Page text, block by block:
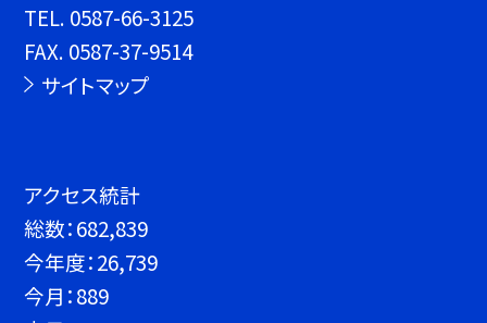
TEL. 0587-66-3125
FAX. 0587-37-9514
サイトマップ
アクセス統計
総数：682,839
今年度：26,739
今月：889